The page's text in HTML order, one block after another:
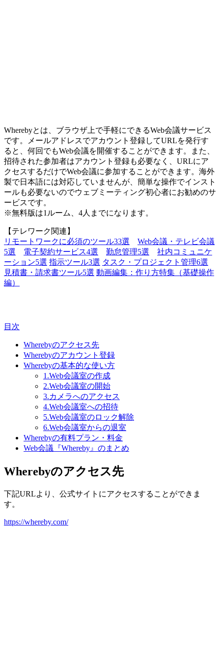
Wherebyとは、ブラウザ上で手軽にできるWeb会議サービス
です。メールアドレスでアカウント登録してURLを発行す
ると、何回でもWeb会議を開催することができます。また、
招待された参加者はアカウント登録も必要なく、URLにア
クセスするだけでWeb会議に参加することができます。海外
製で日本語には対応していませんが、簡単な操作でインスト
ールも必要ないのでウェブミーティング初心者にお勧めのサ
ービスです。
※無料版は1ルーム、4人までになります。
【テレワーク関連】
リモートワークに必須のツール33選
Web会議・テレビ会議
5選
電子契約サービス4選 勤怠管理5選
社内コミュニケ
ーション5選 指示ツール3選 タスク・プロジェクト管理6選
見積書・請求書ツール5選 動画編集：作り方特集（基礎操作
編）
目次
Wherebyのアクセス先
Wherebyのアカウント登録
Wherebyの基本的な使い方
1.Web会議室の作成
2.Web会議室の開始
3.カメラへのアクセス
4.Web会議室への招待
5.Web会議室のロック解除
6.Web会議室からの退室
Wherebyの有料プラン・料金
Web会議『Whereby』のまとめ
Wherebyのアクセス先
下記URLより、公式サイトにアクセスすることができま
す。
https://whereby.com/